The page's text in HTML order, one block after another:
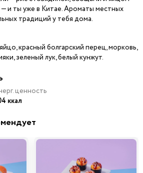
и ты уже в Китае. Ароматы местных
традиций у тебя дома.
красный болгарский перец, морковь,
зеленый лук, белый кунжут.
ценность
ккал